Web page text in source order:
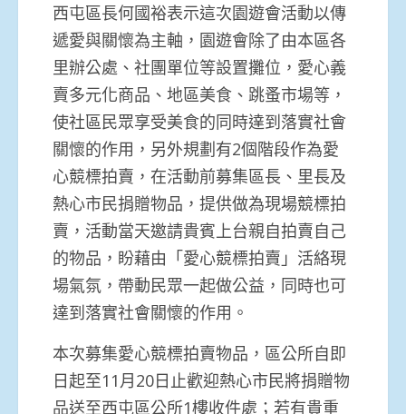
西屯區長何國裕表示這次園遊會活動以傳
遞愛與關懷為主軸，園遊會除了由本區各
里辦公處、社團單位等設置攤位，愛心義
賣多元化商品、地區美食、跳蚤市場等，
使社區民眾享受美食的同時達到落實社會
關懷的作用，另外規劃有2個階段作為愛
心競標拍賣，在活動前募集區長、里長及
熱心市民捐贈物品，提供做為現場競標拍
賣，活動當天邀請貴賓上台親自拍賣自己
的物品，盼藉由「愛心競標拍賣」活絡現
場氣氛，帶動民眾一起做公益，同時也可
達到落實社會關懷的作用。
本次募集愛心競標拍賣物品，區公所自即
日起至11月20日止歡迎熱心市民將捐贈物
品送至西屯區公所1樓收件處；若有貴重